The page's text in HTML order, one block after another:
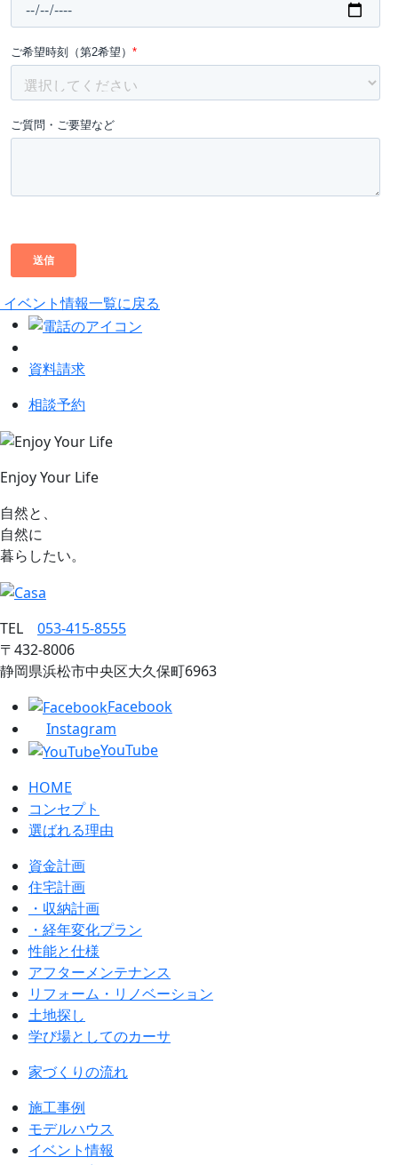
イベント情報一覧に戻る
資料請求
相談予約
Enjoy Your Life
自然と、
自然に
暮らしたい。
TEL 053‐415‐8555
〒432‐8006
静岡県浜松市中央区大久保町6963
Facebook
Instagram
YouTube
HOME
コンセプト
選ばれる理由
資金計画
住宅計画
・収納計画
・経年変化プラン
性能と仕様
アフターメンテナンス
リフォーム・リノベーション
土地探し
学び場としてのカーサ
家づくりの流れ
施工事例
モデルハウス
イベント情報